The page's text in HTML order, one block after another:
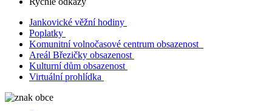
Jankovické věžní hodiny
Poplatky
Komunitní volnočasové centrum obsazenost
Areál Březičky obsazenost
Kulturní dům obsazenost
Virtuální prohlídka